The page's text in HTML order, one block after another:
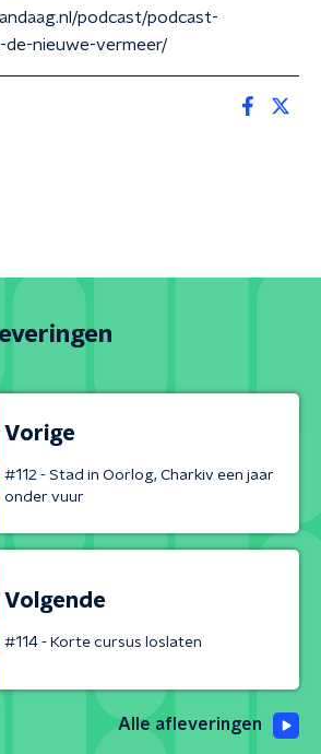
podcast/podcast-
nieuwe-vermeer/
Vorige
#112 - Stad in Oorlog, Charkiv een jaar
onder vuur
Volgende
#114 - Korte cursus loslaten
Alle afleveringen